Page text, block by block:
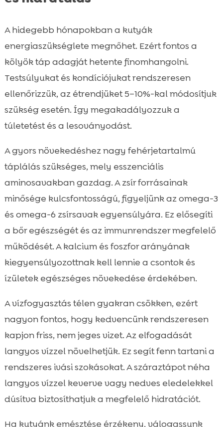
A hidegebb hónapokban a kutyák
energiaszükséglete megnőhet. Ezért fontos a
kölyök táp adagját hetente finomhangolni.
Testsúlyukat és kondíciójukat rendszeresen
ellenőrizzük, az étrendjüket 5–10%-kal módosítjuk
szükség esetén. Így megakadályozzuk a
túletetést és a lesoványodást.
A gyors növekedéshez nagy fehérjetartalmú
táplálás szükséges, mely esszenciális
aminosavakban gazdag. A zsír forrásainak
minősége kulcsfontosságú, figyeljünk az omega-3
és omega-6 zsírsavak egyensúlyára. Ez elősegíti
a bőr egészségét és az immunrendszer megfelelő
működését. A kalcium és foszfor arányának
kiegyensúlyozottnak kell lennie a csontok és
ízületek egészséges növekedése érdekében.
A vízfogyasztás télen gyakran csökken, ezért
nagyon fontos, hogy kedvencünk rendszeresen
kapjon friss, nem jeges vizet. Az elfogadását
langyos vízzel növelhetjük. Ez segít fenn tartani a
rendszeres ivási szokásokat. A száraztápot néha
langyos vízzel keverve vagy nedves eledelekkel
dúsítva biztosíthatjuk a megfelelő hidratációt.
Ha kutyánk emésztése érzékeny, válogassunk